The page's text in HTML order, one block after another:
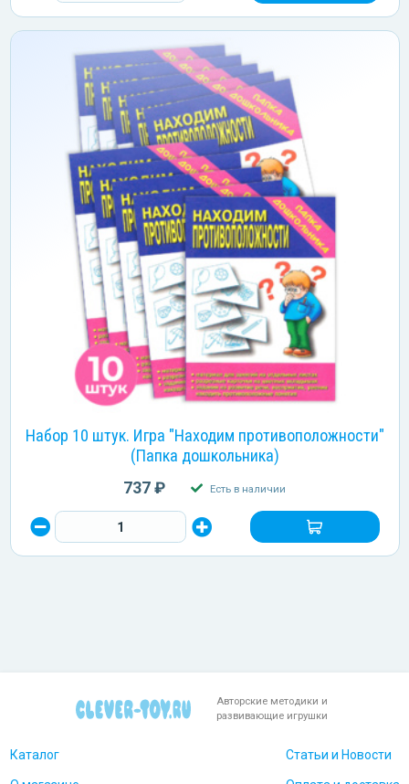
Набор 10 штук. Игра "Находим противоположности"
(Папка дошкольника)
737 ₽ Есть в наличии
Авторские методики и
развивающие игрушки
Каталог Статьи и Новости